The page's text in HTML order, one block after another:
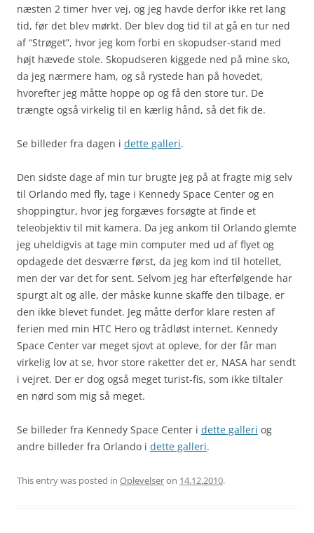
næsten 2 timer hver vej, og jeg havde derfor ikke ret lang
tid, før det blev mørkt. Der blev dog tid til at gå en tur ned
af “Strøget”, hvor jeg kom forbi en skopudser-stand med
højt hævede stole. Skopudseren kiggede ned på mine sko,
da jeg nærmere ham, og så rystede han på hovedet,
hvorefter jeg måtte hoppe op og få den store tur. De
trængte også virkelig til en kærlig hånd, så det fik de.
Se billeder fra dagen i dette galleri.
Den sidste dage af min tur brugte jeg på at fragte mig selv
til Orlando med fly, tage i Kennedy Space Center og en
shoppingtur, hvor jeg forgæves forsøgte at finde et
teleobjektiv til mit kamera. Da jeg ankom til Orlando glemte
jeg uheldigvis at tage min computer med ud af flyet og
opdagede det desværre først, da jeg kom ind til hotellet,
men der var det for sent. Selvom jeg har efterfølgende har
spurgt alt og alle, der måske kunne skaffe den tilbage, er
den ikke blevet fundet. Jeg måtte derfor klare resten af
ferien med min HTC Hero og trådløst internet. Kennedy
Space Center var meget sjovt at opleve, for der får man
virkelig lov at se, hvor store raketter det er, NASA har sendt
i vejret. Der er dog også meget turist-fis, som ikke tiltaler
en nørd som mig så meget.
Se billeder fra Kennedy Space Center i dette galleri og
andre billeder fra Orlando i dette galleri.
This entry was posted in Oplevelseron 14.12.2010.